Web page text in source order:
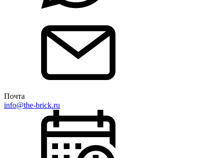
Почта
info@the-brick.ru